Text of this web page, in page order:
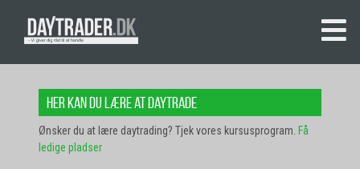
Her kan du lære at daytrade
Ønsker du at lære daytrading? Tjek vores kursusprogram. Få
ledige pladser